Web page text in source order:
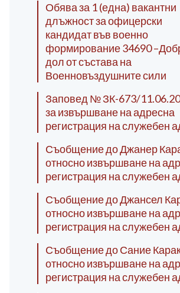
Обява за 1 (една) вакантни
длъжност за офицерски
кандидат във военно
формирование 34690
дол от състава на
Военновъздушните сили
Заповед № ЗК-673/
за извършване на адресна
регистрация на служебен
Съобщение до Джанер
относно извършване на
регистрация на служебен
Съобщение до Джансел
относно извършване на
регистрация на служебен
Съобщение до Сание
относно извършване на
регистрация на служебен